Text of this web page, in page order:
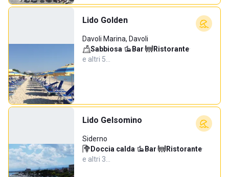
Lido Golden
Davoli Marina, Davoli
Sabbiosa· Bar· Ristorante·
e altri 5…
Lido Gelsomino
Siderno
Doccia calda· Bar· Ristorante·
e altri 3…